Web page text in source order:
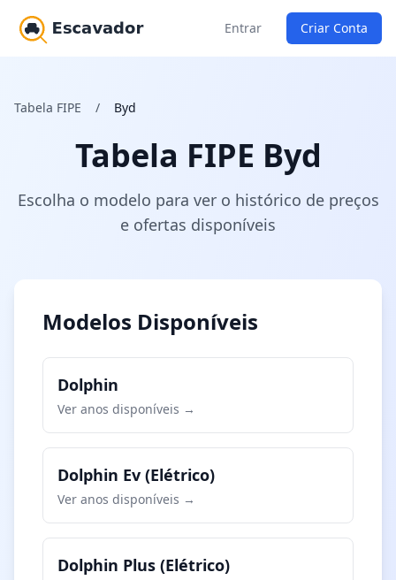
Entrar Criar Conta
Tabela FIPE / Byd
Tabela FIPE Byd
Escolha o modelo para ver o histórico de preços
e ofertas disponíveis
Modelos Disponíveis
Dolphin
Ver anos disponíveis →
Dolphin Ev (Elétrico)
Ver anos disponíveis →
Dolphin Plus (Elétrico)